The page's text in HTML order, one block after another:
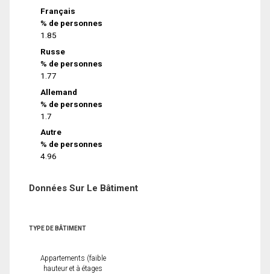
Français
% de personnes
1.85
Russe
% de personnes
1.77
Allemand
% de personnes
1.7
Autre
% de personnes
4.96
Données Sur Le Bâtiment
TYPE DE BÂTIMENT
Appartements (faible
hauteur et à étages